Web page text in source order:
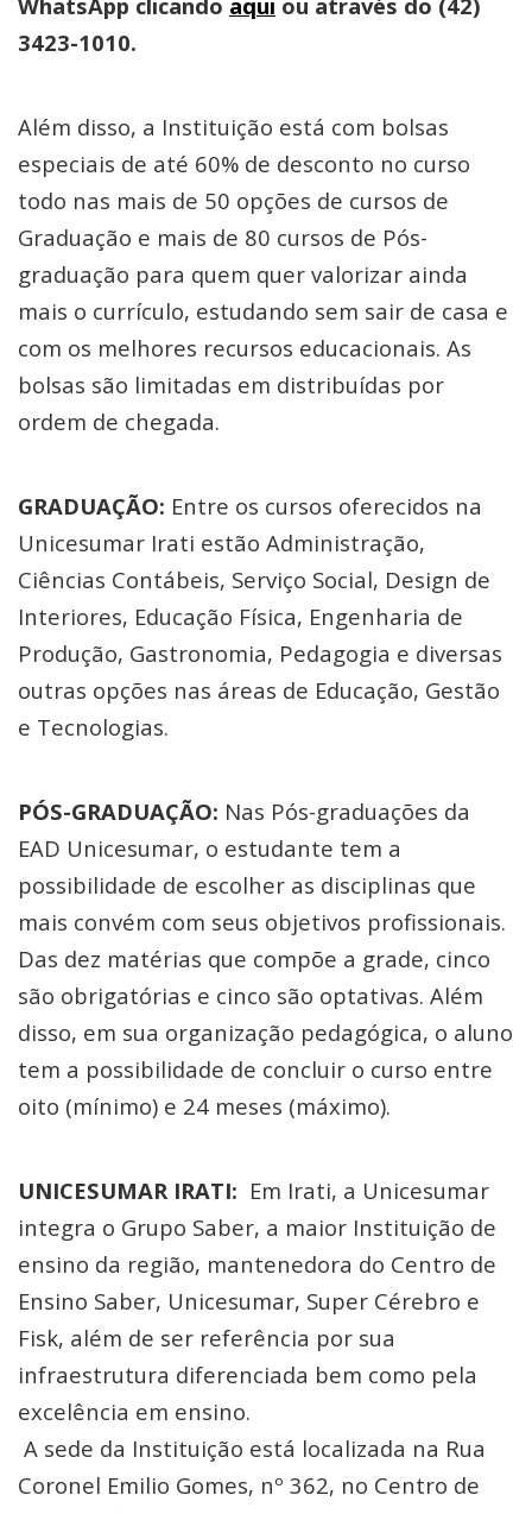
3423-1010.
Além disso, a Instituição está com bolsas
especiais de até 60% de desconto no curso
todo nas mais de 50 opções de cursos de
Graduação e mais de 80 cursos de Pós-
graduação para quem quer valorizar ainda
mais o currículo, estudando sem sair de casa e
com os melhores recursos educacionais. As
bolsas são limitadas em distribuídas por
ordem de chegada.
GRADUAÇÃO: Entre os cursos oferecidos na
Unicesumar Irati estão Administração,
Ciências Contábeis, Serviço Social, Design de
Interiores, Educação Física, Engenharia de
Produção, Gastronomia, Pedagogia e diversas
outras opções nas áreas de Educação, Gestão
e Tecnologias.
PÓS-GRADUAÇÃO: Nas Pós-graduações da
EAD Unicesumar, o estudante tem a
possibilidade de escolher as disciplinas que
mais convém com seus objetivos profissionais.
Das dez matérias que compõe a grade, cinco
são obrigatórias e cinco são optativas. Além
disso, em sua organização pedagógica, o aluno
tem a possibilidade de concluir o curso entre
oito (mínimo) e 24 meses (máximo).
UNICESUMAR IRATI: Em Irati, a Unicesumar
integra o Grupo Saber, a maior Instituição de
ensino da região, mantenedora do Centro de
Ensino Saber, Unicesumar, Super Cérebro e
Fisk, além de ser referência por sua
infraestrutura diferenciada bem como pela
excelência em ensino.
A sede da Instituição está localizada na Rua
Coronel Emilio Gomes, nº 362, no Centro de